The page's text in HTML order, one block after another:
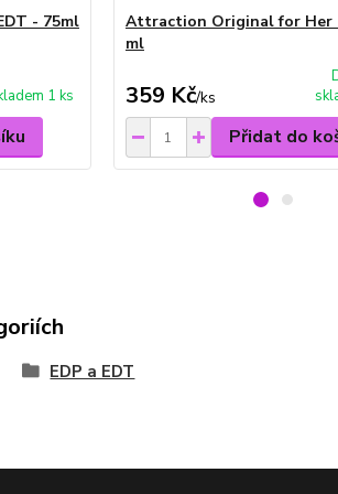
- 75ml
1 ks
Attraction Original for Her
ml
359 Kč/ks
Přidat do
EDP a EDT